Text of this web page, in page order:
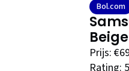
Bol.com
Beige
Prijs:
Rating: